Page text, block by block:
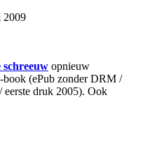
2009
schreeuw opnieuw
(ePub zonder DRM /
eerste druk 2005). Ook